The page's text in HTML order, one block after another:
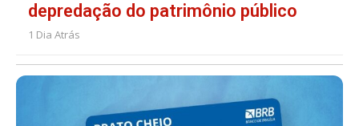
depredação do patrimônio público
1 Dia Atrás